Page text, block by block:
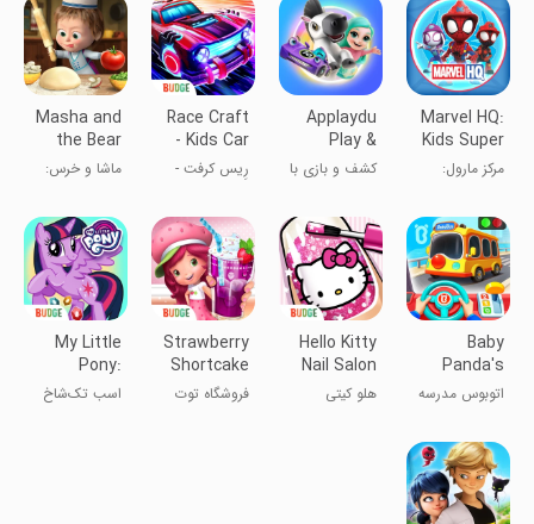
Marvel HQ:
Kids Super
Hero Fun
مرکز مارول:
ابرقهرمانان
بچه‌ها
Applaydu
Play &
Discover
کشف و بازی با
Race Craft
- Kids Car
Games
رِیس کرفت -
ماشین‌سواری
کودکان
Masha and
the Bear
Pizza
Maker
ماشا و خرس:
Baby
Panda's
School Bus
اتوبوس مدرسه
Hello Kitty
Nail Salon
هلو کیتی
Strawberry
Shortcake
Sweets
فروشگاه توت
My Little
Pony:
Harmony
اسب تک‌شاخ